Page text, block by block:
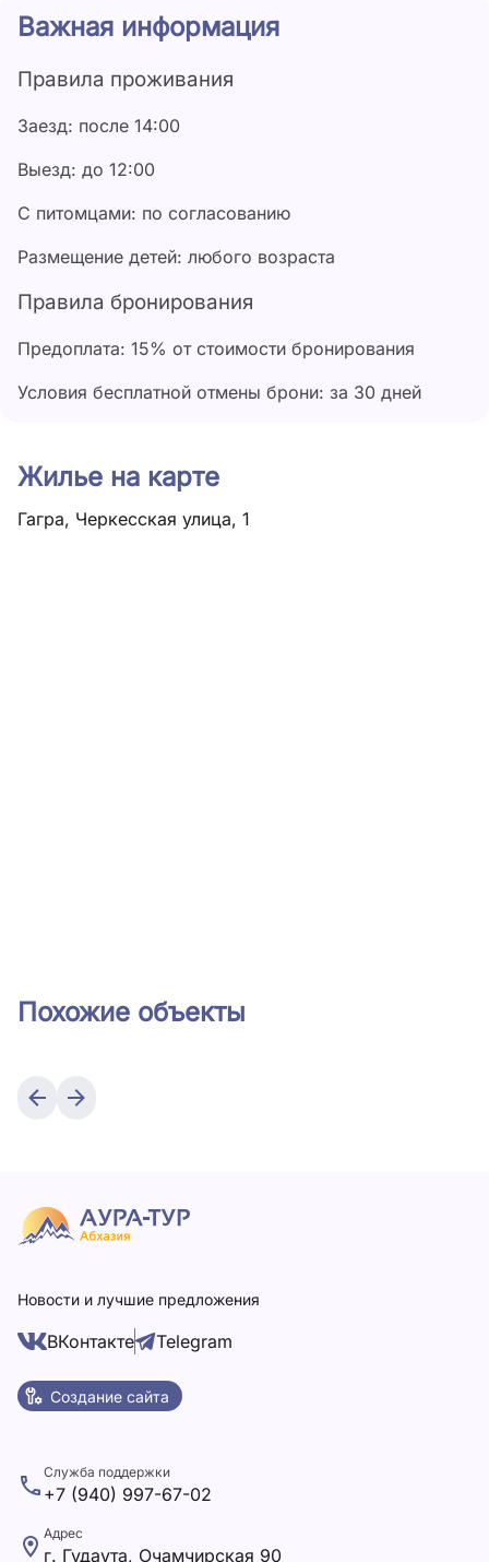
Важная информация
Правила проживания
Заезд: после 14:00
Выезд: до 12:00
С питомцами: по согласованию
Размещение детей: любого возраста
Правила бронирования
Предоплата: 15% от стоимости бронирования
Условия бесплатной отмены брони: за 30 дней
Жилье на карте
Гагра, Черкесская улица, 1
Похожие объекты
Новости и лучшие предложения
ВКонтакте Telegram
Создание сайта
Служба поддержки
+7 (940) 997-67-02
Адрес
г. Гудаута, Очамчирская 90